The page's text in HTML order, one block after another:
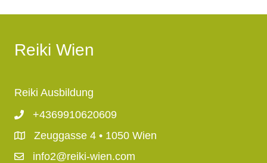
Reiki Wien
Reiki Ausbildung
+4369910620609
Zeuggasse 4 • 1050 Wien
info2@reiki-wien.com